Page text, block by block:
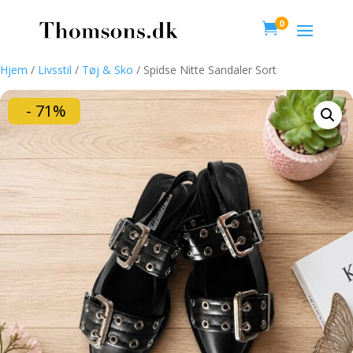
0
Hjem / Livsstil / Tøj & Sko / Spidse Nitte Sandaler Sort
- 71%